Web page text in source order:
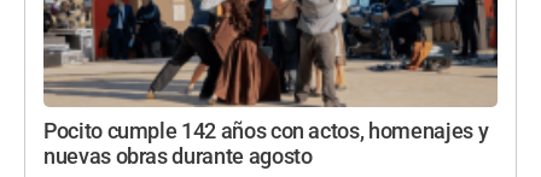
Pocito cumple 142 años con actos, homenajes y
nuevas obras durante agosto